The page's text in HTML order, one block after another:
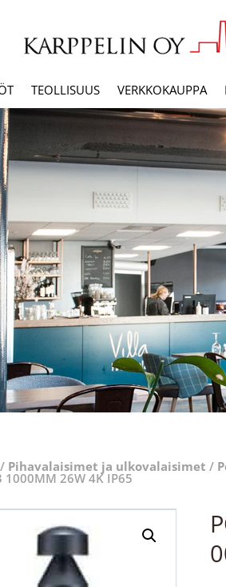
TEOLLISUUS VERKKOKAUPPA
/ Pihavalaisimet ja ulkovalaisimet /
1000MM 26W 4K IP65